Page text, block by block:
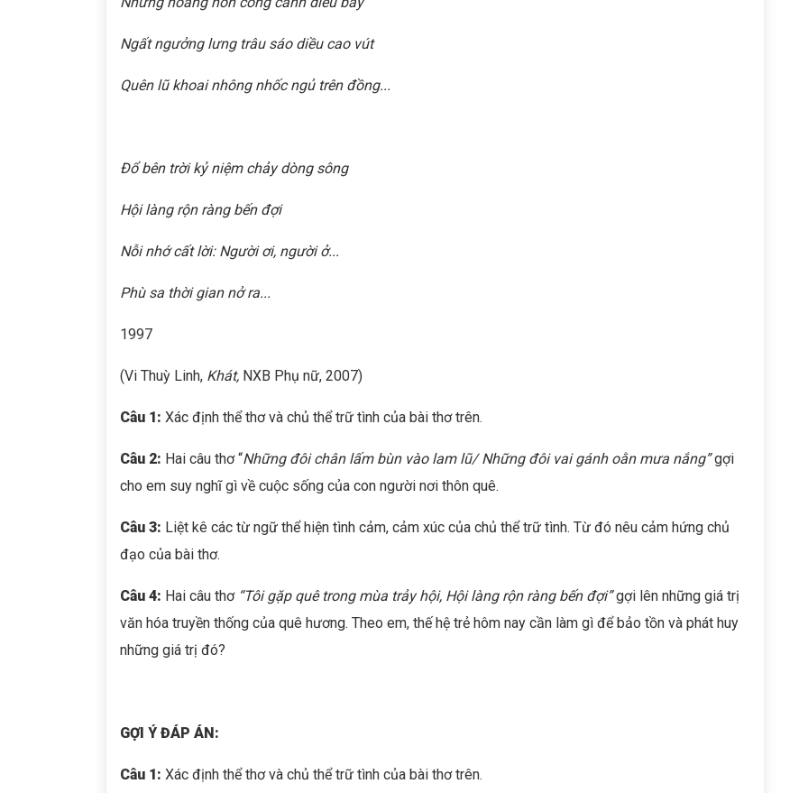
Ngất ngưởng lưng trâu sáo diều cao vút
Quên lũ khoai nhông nhốc ngủ trên đồng...
Đổ bên trời kỷ niệm chảy dòng sông
Hội làng rộn ràng bến đợi
Nỗi nhớ cất lời: Người ơi, người ở...
Phù sa thời gian nở ra...
1997
(Vi Thuỳ Linh, Khát, NXB Phụ nữ, 2007)
Câu 1: Xác định thể thơ và chủ thể trữ tình của bài thơ trên.
Câu 2: Hai câu thơ “Những đôi chân lấm bùn vào lam lũ/ Những đôi vai gánh oằn mưa nắng”gợi
cho em suy nghĩ gì về cuộc sống của con người nơi thôn quê.
Câu 3: Liệt kê các từ ngữ thể hiện tình cảm, cảm xúc của chủ thể trữ tình. Từ đó nêu cảm hứng chủ
đạo của bài thơ.
Câu 4: Hai câu thơ “Tôi gặp quê trong mùa trảy hội, Hội làng rộn ràng bến đợi”gợi lên những giá trị
văn hóa truyền thống của quê hương. Theo em, thế hệ trẻ hôm nay cần làm gì để bảo tồn và phát huy
những giá trị đó?
GỢI Ý ĐÁP ÁN:
Câu 1: Xác định thể thơ và chủ thể trữ tình của bài thơ trên.